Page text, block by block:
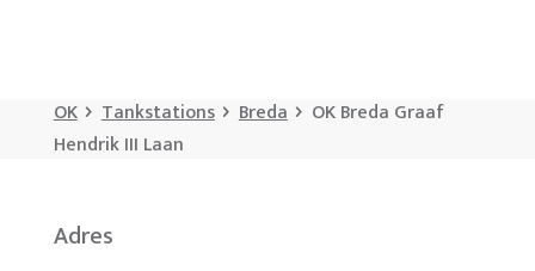
OK Tankstations Breda
OK Breda Graaf
Hendrik III Laan
Adres